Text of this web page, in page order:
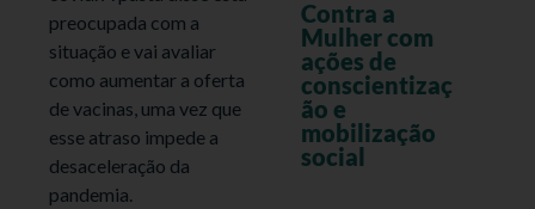
preocupada com a
situação e vai avaliar
como aumentar a oferta
de vacinas, uma vez que
esse atraso impede a
desaceleração da
pandemia.
Contra a
Mulher com
ações de
conscientizaç
ão e
mobilização
social